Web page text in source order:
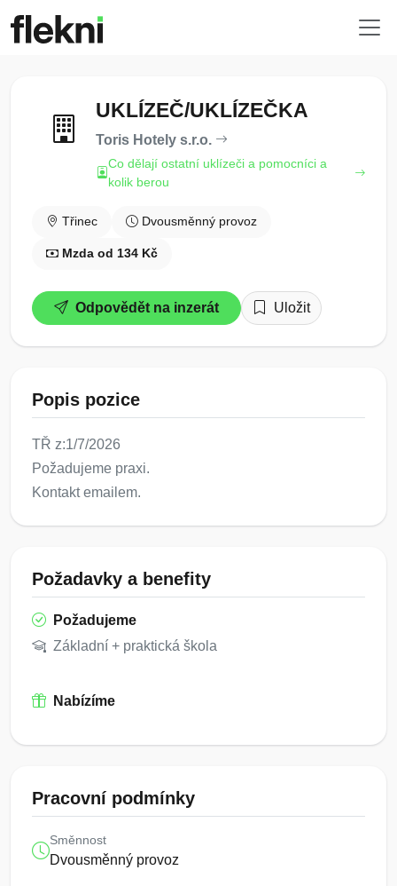
UKLÍZEČ/UKLÍZEČKA
Toris Hotely s.r.o.
Co dělají ostatní uklízeči a pomocníci a
kolik berou
Třinec Dvousměnný provoz
Mzda od 134 Kč
Odpovědět na inzerát Uložit
Popis pozice
TŘ z:1/7/2026
Požadujeme praxi.
Kontakt emailem.
Požadavky a benefity
Požadujeme
Základní + praktická škola
Nabízíme
Pracovní podmínky
Směnnost
Dvousměnný provoz